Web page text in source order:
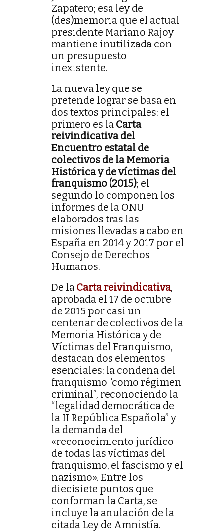
Zapatero; esa ley de
(des)memoria que el actual
presidente Mariano Rajoy
mantiene inutilizada con
un presupuesto
inexistente.
La nueva ley que se
pretende lograr se basa en
dos textos principales: el
primero es la Carta
reivindicativa del
Encuentro estatal de
colectivos de la Memoria
Histórica y de víctimas del
franquismo (2015); el
segundo lo componen los
informes de la ONU
elaborados tras las
misiones llevadas a cabo en
España en 2014 y 2017 por el
Consejo de Derechos
Humanos.
De la Carta reivindicativa,
aprobada el 17 de octubre
de 2015 por casi un
centenar de colectivos de la
Memoria Histórica y de
Víctimas del Franquismo,
destacan dos elementos
esenciales: la condena del
franquismo “como régimen
criminal”, reconociendo la
“legalidad democrática de
la II República Española” y
la demanda del
«reconocimiento jurídico
de todas las víctimas del
franquismo, el fascismo y el
nazismo». Entre los
diecisiete puntos que
conforman la Carta, se
incluye la anulación de la
citada Ley de Amnistía.